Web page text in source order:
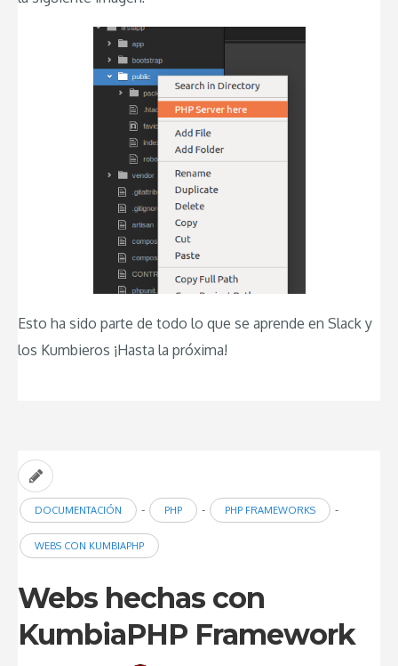
Esto ha sido parte de todo lo que se aprende en Slack y
los Kumbieros ¡Hasta la próxima!
DOCUMENTACIÓN - PHP - PHP FRAMEWORKS -
WEBS CON KUMBIAPHP
Webs hechas con
KumbiaPHP Framework